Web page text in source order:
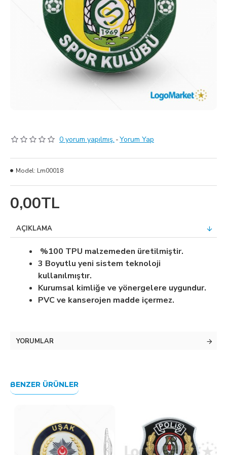
0 yorum yapılmış. -Yorum Yap
0,00TL
Model: Lm00018
AÇIKLAMA
%100 TPU malzemeden üretilmiştir.
3 Boyutlu yeni sistem teknoloji
kullanılmıştır.
Kurumsal kimliğe ve yönergelere uygundur.
PVC ve kanserojen madde içermez.
YORUMLAR
BENZER ÜRÜNLER